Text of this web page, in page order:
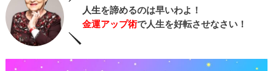
人生を諦めるのは早いわよ！
金運アップ術で人生を好転させなさい！